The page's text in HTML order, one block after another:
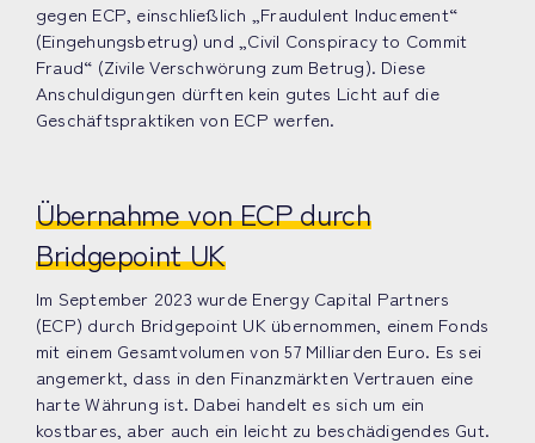
gegen ECP, einschließlich „Fraudulent Inducement“
(Eingehungsbetrug) und „Civil Conspiracy to Commit
Fraud“ (Zivile Verschwörung zum Betrug). Diese
Anschuldigungen dürften kein gutes Licht auf die
Geschäftspraktiken von ECP werfen.
Übernahme von ECP durch
Bridgepoint UK
Im September 2023 wurde Energy Capital Partners
(ECP) durch Bridgepoint UK übernommen, einem Fonds
mit einem Gesamtvolumen von 57 Milliarden Euro. Es sei
angemerkt, dass in den Finanzmärkten Vertrauen eine
harte Währung ist. Dabei handelt es sich um ein
kostbares, aber auch ein leicht zu beschädigendes Gut.